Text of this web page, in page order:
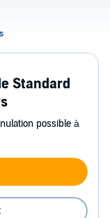
Standard
possible à